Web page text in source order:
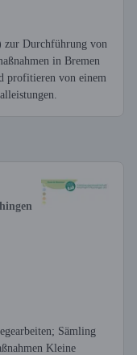
zur Durchführung von
in Bremen
profitieren von einem
Sämling
Kleine